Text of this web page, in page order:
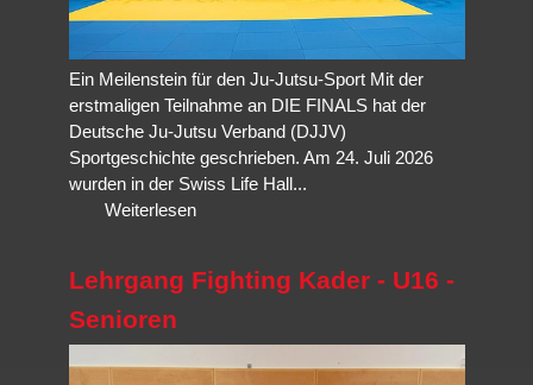
Ein Meilenstein für den Ju-Jutsu-Sport Mit der
erstmaligen Teilnahme an DIE FINALS hat der
Deutsche Ju-Jutsu Verband (DJJV)
Sportgeschichte geschrieben. Am 24. Juli 2026
wurden in der Swiss Life Hall...
Weiterlesen
Lehrgang Fighting Kader - U16 -
Senioren